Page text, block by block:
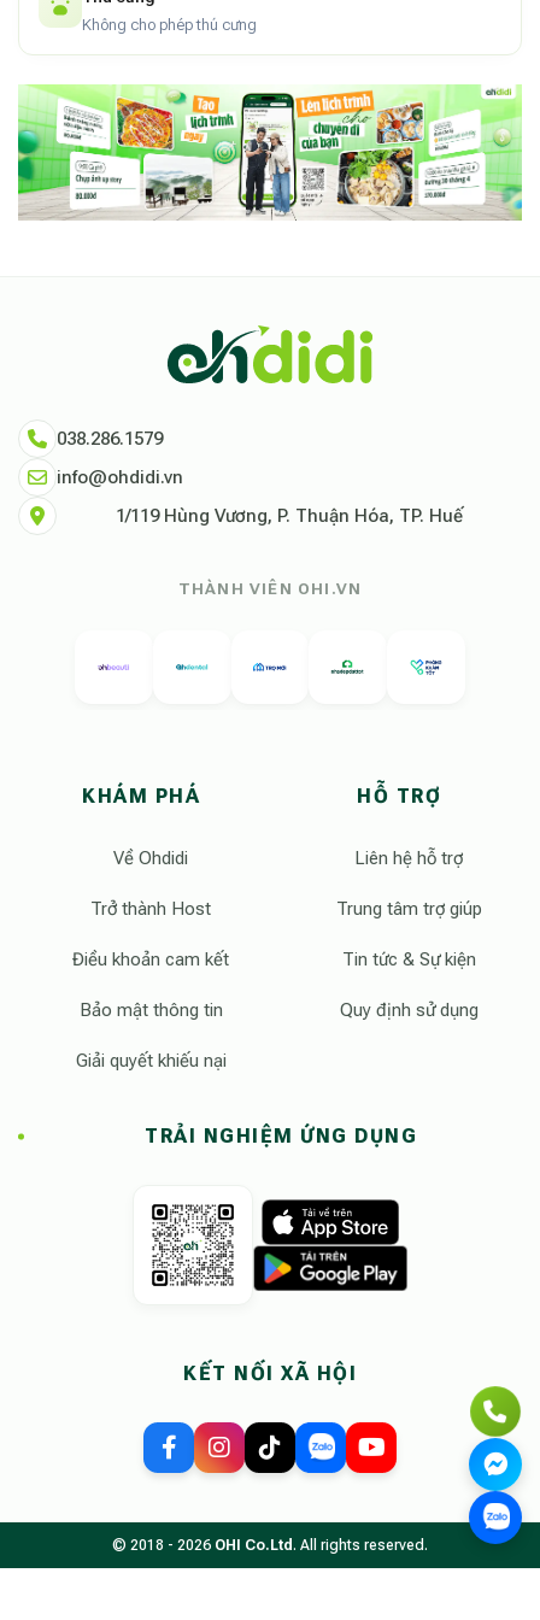
Không cho phép thú cưng
038.286.1579
info@ohdidi.vn
1/119 Hùng Vương, P. Thuận Hóa, TP. Huế
THÀNH VIÊN OHI.VN
KHÁM PHÁ
Về Ohdidi
Trở thành Host
Điều khoản cam kết
Bảo mật thông tin
Giải quyết khiếu nại
HỖ TRỢ
Liên hệ hỗ trợ
Trung tâm trợ giúp
Tin tức & Sự kiện
Quy định sử dụng
TRẢI NGHIỆM ỨNG DỤNG
KẾT NỐI XÃ HỘI
© 2018 - 2026 OHI Co.Ltd. All rights reserved.